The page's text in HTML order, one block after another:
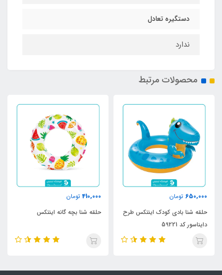
دستگیره تعادل
ندارد
محصولات مرتبط
650,000 تومان
حلقه شنا بادی کودک اینتکس طرح
دایناسور کد 59221
410,000 تومان
حلقه شنا بچه گانه اینتکس